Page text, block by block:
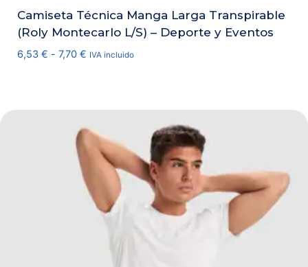
Camiseta Técnica Manga Larga Transpirable
(Roly Montecarlo L/S) – Deporte y Eventos
6,53 € - 7,70 €Rango
hasta
7,70 €
IVA incluido